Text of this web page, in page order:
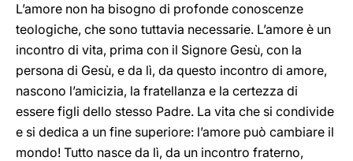
L’amore non ha bisogno di profonde conoscenze
teologiche, che sono tuttavia necessarie. L’amore è un
incontro di vita, prima con il Signore Gesù, con la
persona di Gesù, e da lì, da questo incontro di amore,
nascono l’amicizia, la fratellanza e la certezza di
essere figli dello stesso Padre. La vita che si condivide
e si dedica a un fine superiore: l’amore può cambiare il
mondo! Tutto nasce da lì, da un incontro fraterno,